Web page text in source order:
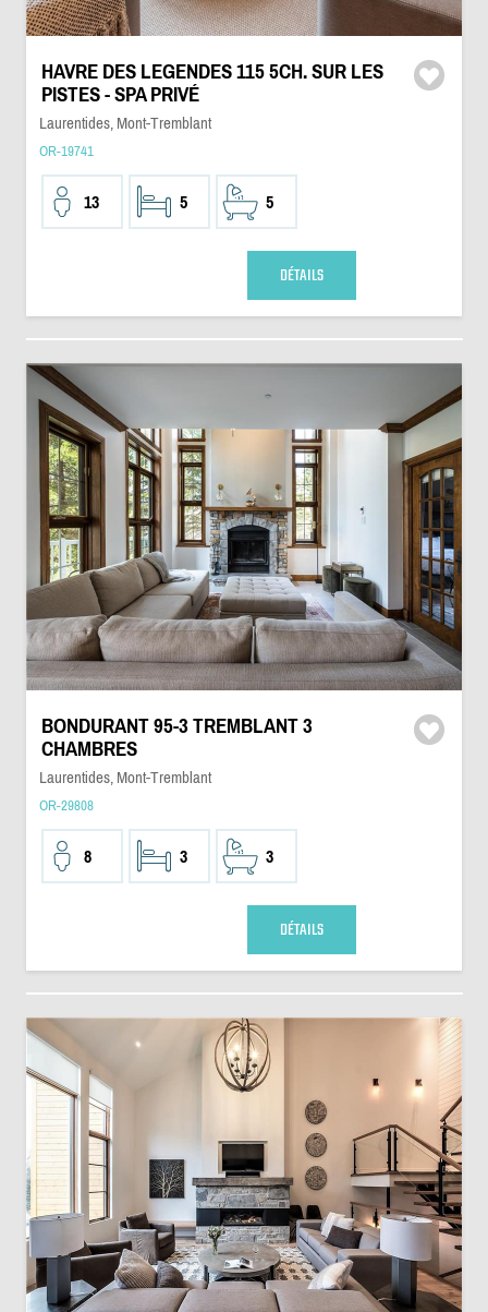
HAVRE DES LEGENDES 115 5CH. SUR LES
PISTES - SPA PRIVÉ
Laurentides, Mont-Tremblant
OR-19741
13 5 5
DÉTAILS
BONDURANT 95-3 TREMBLANT 3
CHAMBRES
Laurentides, Mont-Tremblant
OR-29808
8 3 3
DÉTAILS